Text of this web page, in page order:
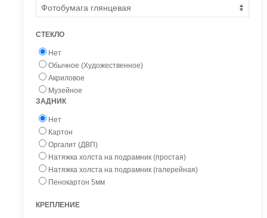
СТЕКЛО
Нет
Обычное (Художественное)
Акриловое
Музейное
ЗАДНИК
Нет
Картон
Оргалит (ДВП)
Натяжка холста на подрамник (простая)
Натяжка холста на подрамник (галерейная)
Пенокартон 5мм
КРЕПЛЕНИЕ